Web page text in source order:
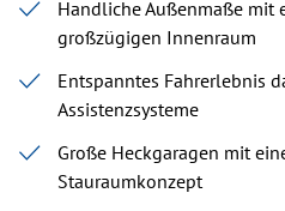
Handliche Außenmaße mit
großzügigen Innenraum
Entspanntes Fahrerlebnis
Assistenzsysteme
Große Heckgaragen mit
Stauraumkonzept